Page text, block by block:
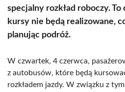
specjalny rozkład roboczy. To
kursy nie będą realizowane,
planując podróż.
W czwartek, 4 czerwca,
z autobusów, które będą
rozkładem jazdy. W związku z